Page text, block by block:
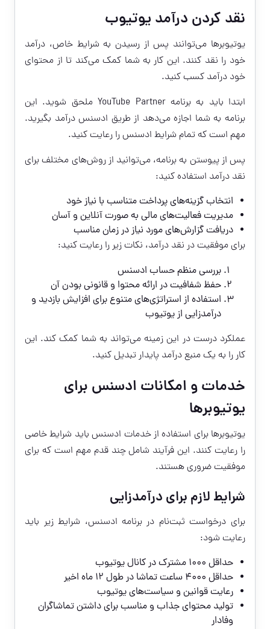
نقد کردن درآمد یوتیوب
یوتیوبرها می‌توانند پس از رسیدن به شرایط خاص، درآمد
خود را نقد کنند. این کار به شما کمک می‌کند تا از محتوای
خود درآمد کسب کنید.
ابتدا باید به برنامه YouTube Partner ملحق شوید. این
برنامه به شما اجازه می‌دهد از طریق ادسنس درآمد بگیرید.
مهم است که تمام شرایط ادسنس را رعایت کنید.
پس از پیوستن به برنامه، می‌توانید از روش‌های مختلف برای
نقد درآمد استفاده کنید:
انتخاب گزینه‌های پرداخت متناسب با نیاز خود
مدیریت فعالیت‌های مالی به صورت آنلاین و آسان
دریافت گزارش‌های مورد نیاز در زمان مناسب
برای موفقیت در نقد درآمد، نکات زیر را رعایت کنید:
بررسی منظم حساب ادسنس
حفظ شفافیت در ارائه محتوا و قانونی بودن آن
استفاده از استراتژی‌های متنوع برای افزایش بازدید و
درآمدزایی از یوتیوب
عملکرد درست در این زمینه می‌تواند به شما کمک کند. این
کار را به یک منبع درآمد پایدار تبدیل کنید.
خدمات و امکانات ادسنس برای
یوتیوبرها
یوتیوبرها برای استفاده از خدمات ادسنس باید شرایط خاصی
را رعایت کنند. این فرآیند شامل چند قدم مهم است که برای
موفقیت ضروری هستند.
شرایط لازم برای درآمدزایی
برای درخواست ثبت‌نام در برنامه ادسنس، شرایط زیر باید
رعایت شود:
حداقل ۱۰۰۰ مشترک در کانال یوتیوب
حداقل ۴۰۰۰ ساعت تماشا در طول ۱۲ ماه اخیر
رعایت قوانین و سیاست‌های یوتیوب
تولید محتوای جذاب و مناسب برای داشتن تماشاگران
وفادار